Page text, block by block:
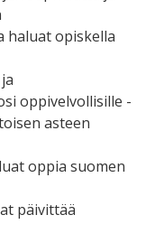
haluat opiskella
oppivelvollisille -
asteen
oppia suomen
päivittää